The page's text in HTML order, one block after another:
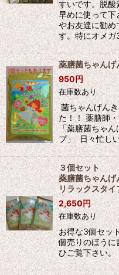
すいです。脱酸
早めに使って下
やお友達に勧め
す。特にオメ
薬膳菌ちゃん
950円
在庫数あり
菌ちゃんげん
た！！ 薬膳師
「薬膳菌ちゃ
プ」 日々忙し
３個セット
薬膳菌ちゃんげ
リラックスタイ
2,650円
在庫数あり
お得な3個セッ
個売りのほうに
ひご覧下さい。